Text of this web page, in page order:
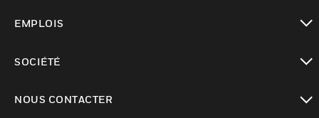
EMPLOIS
SOCIÉTÉ
NOUS CONTACTER